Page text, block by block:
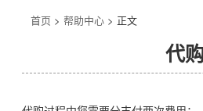
首页 > 帮助中心 > 正文
代